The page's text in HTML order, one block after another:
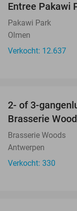
Entree Pakawi
Pakawi Park
Olmen
Verkocht: 12.637
2- of 3-
Brasserie
Brasserie Woods
Antwerpen
Verkocht: 330